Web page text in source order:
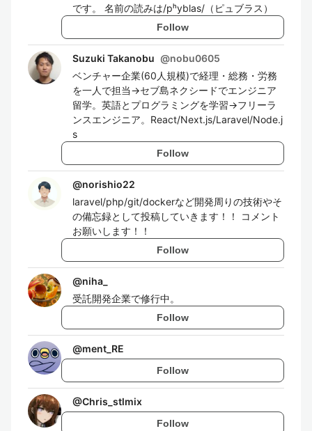
です。 名前の読みは/pʰyblas/（ピュブラス）
Follow
Suzuki Takanobu @nobu0605
ベンチャー企業(60人規模)で経理・総務・労務
を一人で担当→セブ島ネクシードでエンジニア
留学。英語とプログラミングを学習→フリーラ
ンスエンジニア。React/Next.js/Laravel/Node.j
s
Follow
@norishio22
laravel/php/git/dockerなど開発周りの技術やそ
の備忘録として投稿していきます！！ コメント
お願いします！！
Follow
@niha_
受託開発企業で修行中。
Follow
@ment_RE
Follow
@Chris_stlmix
Follow